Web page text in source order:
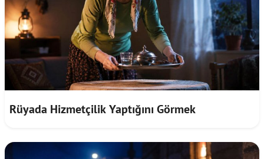
Rüyada Hizmetçilik Yaptığını Görmek